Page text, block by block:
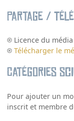
Partage /
Licence du média
Télécharger le
Catégories
Pour ajouter un
inscrit et membre